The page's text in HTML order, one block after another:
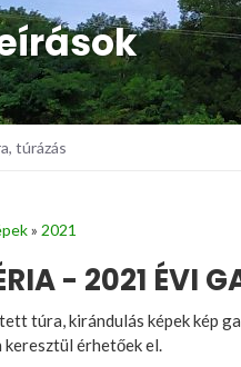
túrázás
» 2021
- 2021 ÉVI
túra, kirándulás képek kép
érhetőek el.